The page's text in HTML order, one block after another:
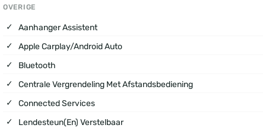
OVERIGE
Aanhanger Assistent
Apple Carplay/Android Auto
Bluetooth
Centrale Vergrendeling Met Afstandsbediening
Connected Services
Lendesteun(en) Verstelbaar